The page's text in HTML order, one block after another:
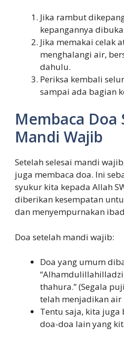
Jika rambut
kepangannya
Jika memakai celak
menghalangi air,
dahulu.
Periksa kembali
sampai ada bagian
Membaca Doa
Mandi Wajib
Setelah selesai mandi
juga membaca doa. Ini
syukur kita kepada Allah
diberikan kesempatan
dan menyempurnakan
Doa setelah mandi wajib:
Doa yang umum
“Alhamdulillahilladzi
thahura.” (Segala
telah menjadikan air
Tentu saja, kita
doa-doa lain yang